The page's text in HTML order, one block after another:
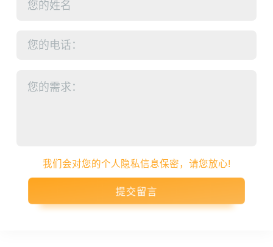
咨询一下大型石子粉碎机的价格
董老板
2026-07-24 13:27:55
李先生
准备开设开采厂，咨询投资和设备问题
我们会对您的个人隐私信息保密，请您放心!